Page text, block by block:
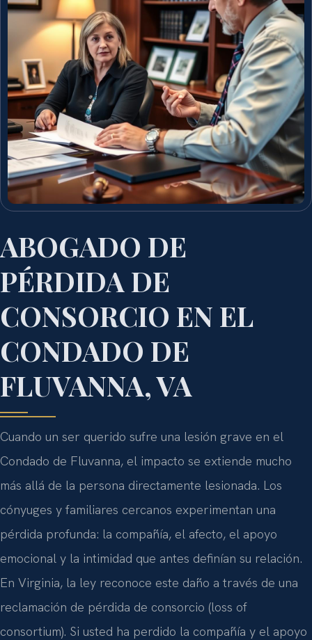
ABOGADO DE
PÉRDIDA DE
CONSORCIO EN EL
CONDADO DE
FLUVANNA, VA
Cuando un ser querido sufre una lesión grave en el
Condado de Fluvanna, el impacto se extiende mucho
más allá de la persona directamente lesionada. Los
cónyuges y familiares cercanos experimentan una
pérdida profunda: la compañía, el afecto, el apoyo
emocional y la intimidad que antes definían su relación.
En Virginia, la ley reconoce este daño a través de una
reclamación de pérdida de consorcio (loss of
consortium). Si usted ha perdido la compañía y el apoyo